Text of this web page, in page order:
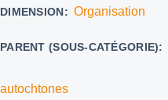
DIMENSION Organisation
PARENT (SOUS-CATÉGORIE)
autochtones